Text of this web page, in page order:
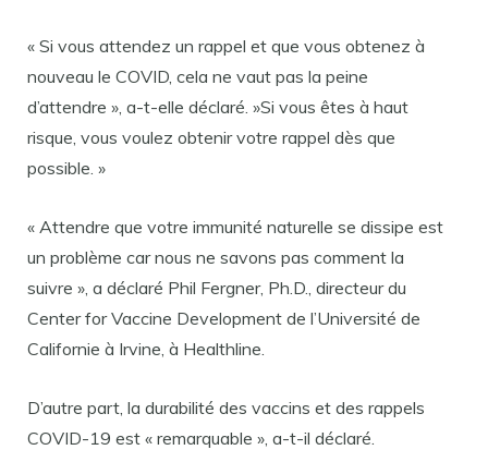
« Si vous attendez un rappel et que vous obtenez à
nouveau le COVID, cela ne vaut pas la peine
d’attendre », a-t-elle déclaré. »Si vous êtes à haut
risque, vous voulez obtenir votre rappel dès que
possible. »
« Attendre que votre immunité naturelle se dissipe est
un problème car nous ne savons pas comment la
suivre », a déclaré Phil Fergner, Ph.D., directeur du
Center for Vaccine Development de l’Université de
Californie à Irvine, à Healthline.
D’autre part, la durabilité des vaccins et des rappels
COVID-19 est « remarquable », a-t-il déclaré.